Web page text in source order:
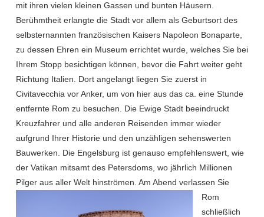
mit ihren vielen kleinen Gassen und bunten Häusern.
Berühmtheit erlangte die Stadt vor allem als Geburtsort des
selbsternannten französischen Kaisers Napoleon Bonaparte,
zu dessen Ehren ein Museum errichtet wurde, welches Sie bei
Ihrem Stopp besichtigen können, bevor die Fahrt weiter geht
Richtung Italien. Dort angelangt liegen Sie zuerst in
Civitavecchia vor Anker, um von hier aus das ca. eine Stunde
entfernte Rom zu besuchen. Die Ewige Stadt beeindruckt
Kreuzfahrer und alle anderen Reisenden immer wieder
aufgrund Ihrer Historie und den unzähligen sehenswerten
Bauwerken. Die Engelsburg ist genauso empfehlenswert, wie
der Vatikan mitsamt des Petersdoms, wo jährlich Millionen
Pilger aus aller Welt hinströmen. Am Abend verlassen Sie
Rom
schließlich